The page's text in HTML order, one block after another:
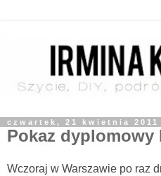
czwartek, 21 kwietnia 2011
Pokaz dyplomowy
Wczoraj w Warszawie po raz